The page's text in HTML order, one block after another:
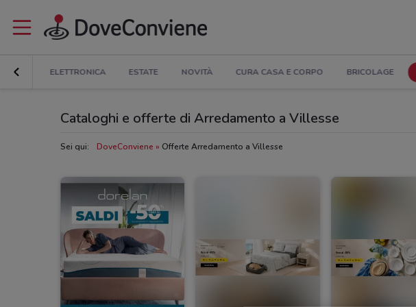
ELETTRONICA ESTATE NOVITÀ CURA CASA E CORPO BRICOLAGE
Cataloghi e offerte di Arredamento a Villesse
Sei qui: DoveConviene Offerte Arredamento a Villesse